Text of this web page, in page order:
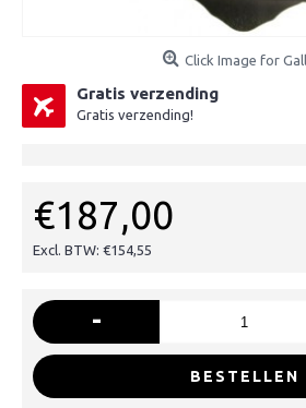
Click Image for
Gratis verzending
Gratis verzending!
€187,00
Excl. BTW: €154,55
-
BESTELLEN